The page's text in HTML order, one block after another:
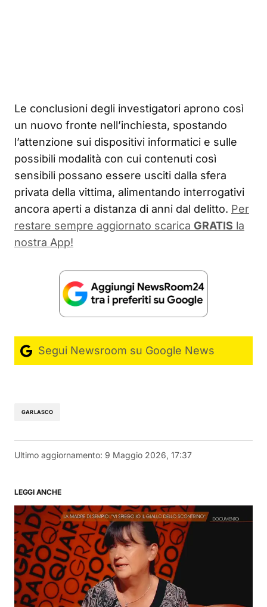
Le conclusioni degli investigatori aprono così
un nuovo fronte nell’inchiesta, spostando
l’attenzione sui dispositivi informatici e sulle
possibili modalità con cui contenuti così
sensibili possano essere usciti dalla sfera
privata della vittima, alimentando interrogativi
ancora aperti a distanza di anni dal delitto. Per
restare sempre aggiornato scarica GRATIS la
nostra App!
Segui Newsroom su Google News
GARLASCO
Ultimo aggiornamento: 9 Maggio 2026, 17:37
LEGGI ANCHE